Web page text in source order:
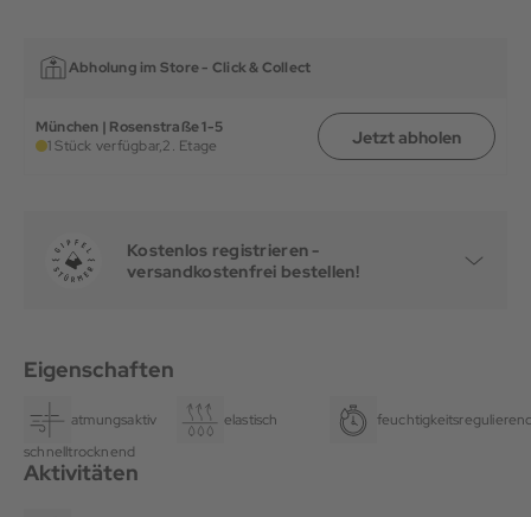
Abholung im Store - Click & Collect
München | Rosenstraße 1-5
1 Stück verfügbar,2. Etage Jetzt abholen
Kostenlos registrieren -
versandkostenfrei bestellen!
Eigenschaften
atmungsaktiv elastisch
schnelltrocknend
Aktivitäten